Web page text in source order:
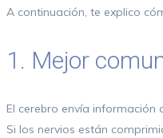
A continuación, te explico
1. Mejor
El cerebro envía
Si los nervios están